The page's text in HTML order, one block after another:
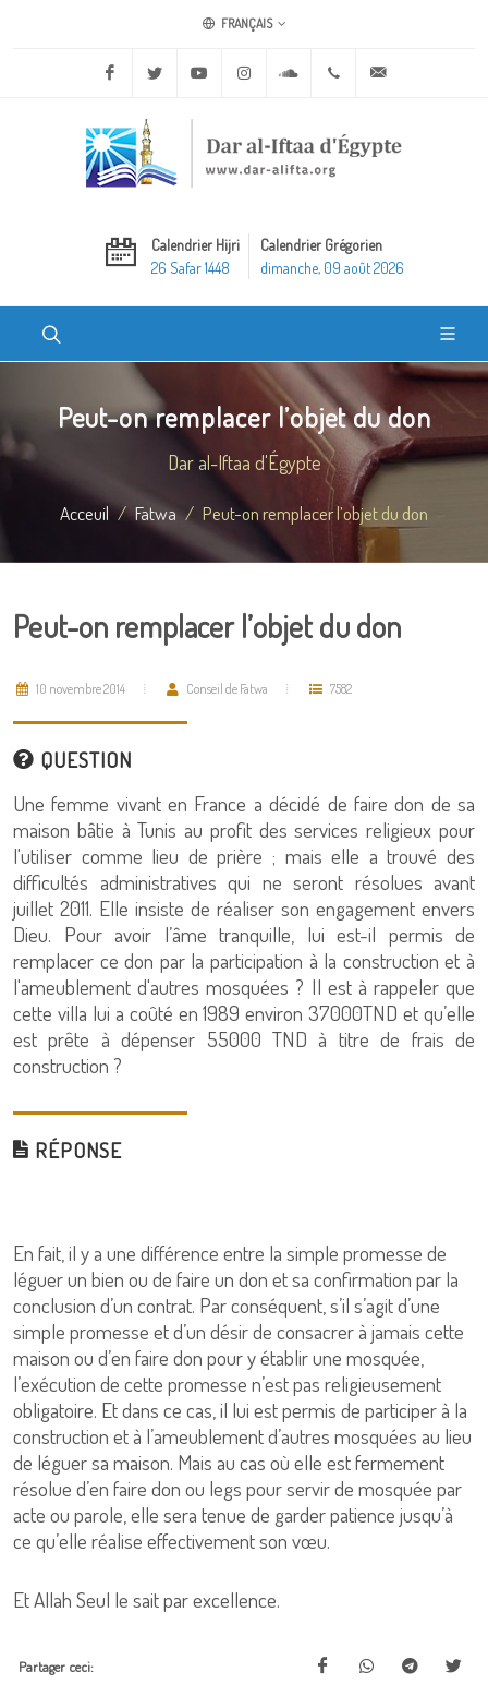
FRANÇAIS
Facebook Twitter Youtube Instagram Soundcloud+20 2 25970400
Calendrier Hijri
26 Safar 1448
Calendrier Grégorien
dimanche, 09 août 2026
Peut-on remplacer l’objet du don
Dar al-Iftaa d'Égypte
Acceuil Fatwa Peut-on remplacer l’objet du don
Peut-on remplacer l’objet du don
10 novembre 2014 Conseil de Fatwa 7582
QUESTION
Une femme vivant en France a décidé de faire don de sa
maison bâtie à Tunis au profit des services religieux pour
l'utiliser comme lieu de prière ; mais elle a trouvé des
difficultés administratives qui ne seront résolues avant
juillet 2011. Elle insiste de réaliser son engagement envers
Dieu. Pour avoir l’âme tranquille, lui est-il permis de
remplacer ce don par la participation à la construction et à
l'ameublement d'autres mosquées ? Il est à rappeler que
cette villa lui a coûté en 1989 environ 37000TND et qu’elle
est prête à dépenser 55000 TND à titre de frais de
construction ?
RÉPONSE
En fait, il y a une différence entre la simple promesse de
léguer un bien ou de faire un don et sa confirmation par la
conclusion d’un contrat. Par conséquent, s’il s’agit d’une
simple promesse et d’un désir de consacrer à jamais cette
maison ou d’en faire don pour y établir une mosquée,
l’exécution de cette promesse n’est pas religieusement
obligatoire. Et dans ce cas, il lui est permis de participer à la
construction et à l’ameublement d’autres mosquées au lieu
de léguer sa maison. Mais au cas où elle est fermement
résolue d’en faire don ou legs pour servir de mosquée par
acte ou parole, elle sera tenue de garder patience jusqu’à
ce qu’elle réalise effectivement son vœu.
Et Allah Seul le sait par excellence.
Partager ceci: